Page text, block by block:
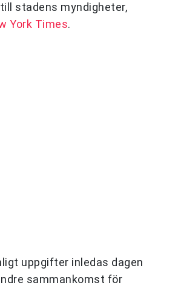
stadens myndigheter,
York Times.
uppgifter inledas dagen
sammankomst för